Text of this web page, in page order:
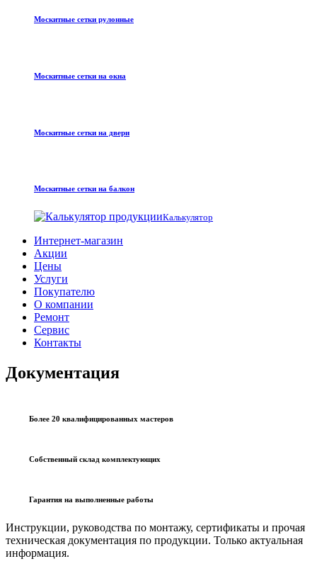
Москитные сетки рулонные
Москитные сетки на окна
Москитные сетки на двери
Москитные сетки на балкон
Калькулятор
Интернет-магазин
Акции
Цены
Услуги
Покупателю
О компании
Ремонт
Сервис
Контакты
Документация
Более 20 квалифицированных мастеров
Собственный склад комплектующих
Гарантия на выполненные работы
Инструкции, руководства по монтажу, сертификаты и прочая
техническая документация по продукции. Только актуальная
информация.